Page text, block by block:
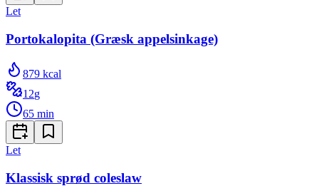
Let
Portokalopita (Græsk appelsinkage)
879 kcal
12g
65 min
Let
Klassisk sprød coleslaw